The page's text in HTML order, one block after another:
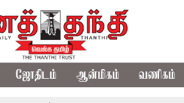
ஜோதிடம் ஆன்மிகம் வணிகம்